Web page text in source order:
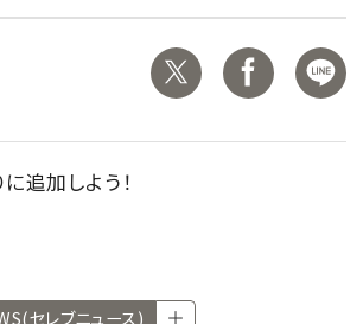
追加しよう！
セレブニュース)